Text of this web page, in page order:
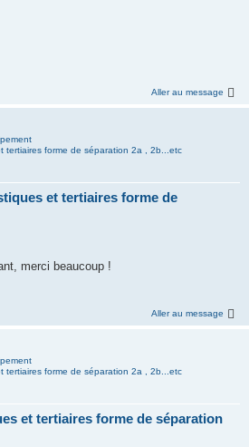
Aller au message
tertiaires forme de séparation 2a , 2b...etc
et tertiaires forme de
merci beaucoup !
Aller au message
tertiaires forme de séparation 2a , 2b...etc
et tertiaires forme de séparation